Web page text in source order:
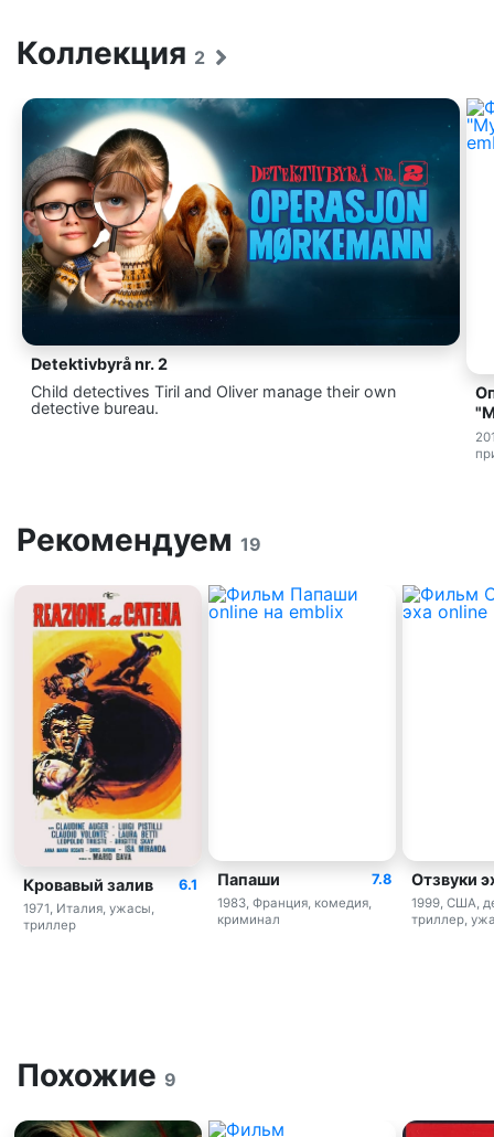
Коллекция 2
Detektivbyrå nr. 2
Child detectives Tiril and Oliver manage their own
detective bureau.
Рекомендуем 19
6.1
Кровавый залив
1971, Италия, ужасы,
триллер
7.8
Папаши
1983, Франция, комедия,
криминал
Отзвуки
1999, США,
триллер,
Похожие 9